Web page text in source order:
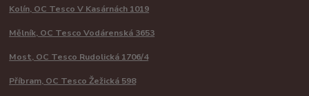
Kolín, OC Tesco V Kasárnách 1019
Mělník, OC Tesco Vodárenská 3653
Most, OC Tesco Rudolická 1706/4
Příbram, OC Tesco Žežická 598